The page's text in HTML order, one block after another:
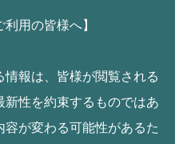
利用の皆様へ】
報は、皆様が閲覧される
新性を約束するものではあ
容が変わる可能性があるた